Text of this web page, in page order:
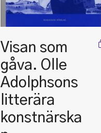
Visan som
gåva. Olle
Adolphsons
litterära
konstnärska